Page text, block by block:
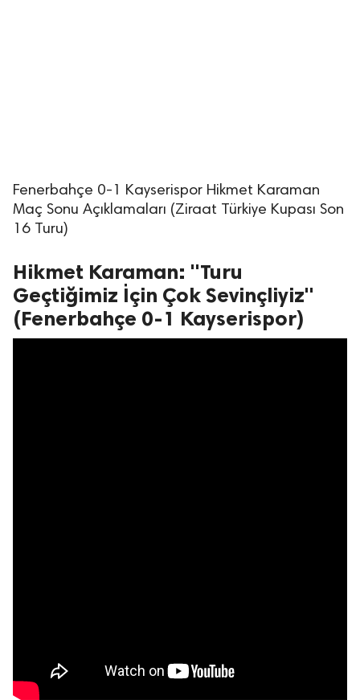
Fenerbahçe 0-1 Kayserispor Hikmet Karaman
Maç Sonu Açıklamaları (Ziraat Türkiye Kupası Son
16 Turu)
Hikmet Karaman: "Turu
Geçtiğimiz İçin Çok Sevinçliyiz"
(Fenerbahçe 0-1 Kayserispor)